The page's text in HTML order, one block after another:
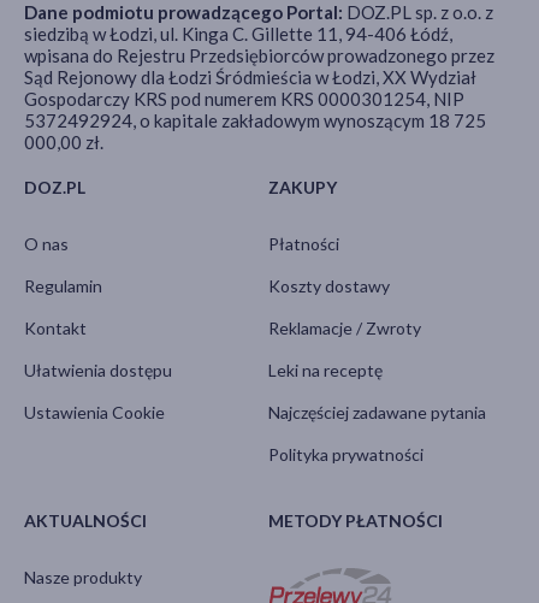
DOZ.PL
O nas
Regulamin
Kontakt
Ułatwienia dostępu
Ustawienia Cookie
ZAKUPY
Płatności
Koszty dostawy
Reklamacje / Zwroty
Leki na receptę
Najczęściej zadawane pytania
Polityka prywatności
AKTUALNOŚCI
Nasze produkty
METODY PŁATNOŚCI
Dane podmiotu prowadzącego Portal: DOZ.PL sp. z o.o. z
siedzibą w Łodzi, ul. Kinga C. Gillette 11, 94-406 Łódź,
wpisana do Rejestru Przedsiębiorców prowadzonego przez
Sąd Rejonowy dla Łodzi Śródmieścia w Łodzi, XX Wydział
Gospodarczy KRS pod numerem KRS 0000301254, NIP
5372492924, o kapitale zakładowym wynoszącym 18 725
000,00 zł.